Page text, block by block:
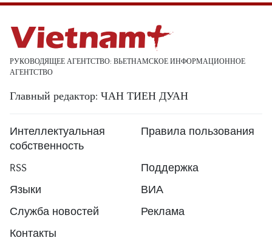
РУКОВОДЯЩЕЕ АГЕНТСТВО: ВЬЕТНАМСКОЕ ИНФОРМАЦИОННОЕ
АГЕНТСТВО
Главный редактор: ЧАН ТИЕН ДУАН
Интеллектуальная
собственность
Правила пользования
RSS
Поддержка
Языки
ВИА
Служба новостей
Реклама
Контакты